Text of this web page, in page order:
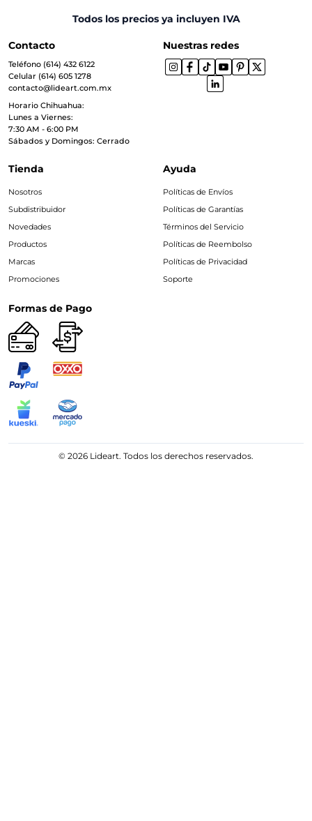
Todos los precios ya incluyen IVA
Contacto
Teléfono (614) 432 6122
Celular (614) 605 1278
contacto@lideart.com.mx
Horario Chihuahua:
Lunes a Viernes:
7:30 AM - 6:00 PM
Sábados y Domingos: Cerrado
Nuestras redes
Tienda
Nosotros
Subdistribuidor
Novedades
Productos
Marcas
Promociones
Ayuda
Políticas de Envíos
Políticas de Garantías
Términos del Servicio
Políticas de Reembolso
Políticas de Privacidad
Soporte
Formas de Pago
© 2026 Lideart. Todos los derechos reservados.